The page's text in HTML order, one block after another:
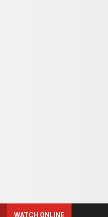
WATCH ONLINE